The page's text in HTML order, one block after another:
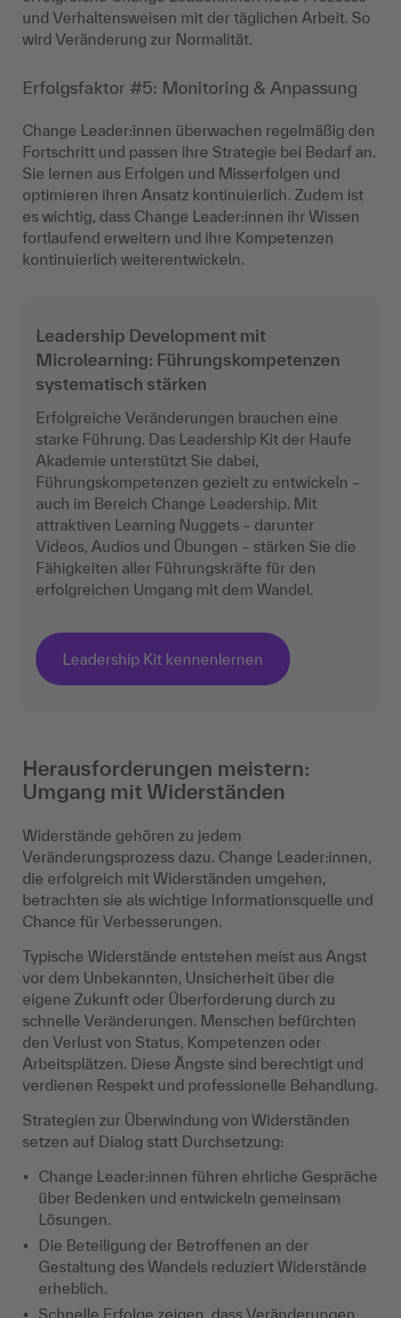
und Verhaltensweisen mit der täglichen Arbeit. So
wird Veränderung zur Normalität.
Erfolgsfaktor #5: Monitoring & Anpassung
Change Leader:innen überwachen regelmäßig den
Fortschritt und passen ihre Strategie bei Bedarf an.
Sie lernen aus Erfolgen und Misserfolgen und
optimieren ihren Ansatz kontinuierlich. Zudem ist
es wichtig, dass Change Leader:innen ihr Wissen
fortlaufend erweitern und ihre Kompetenzen
kontinuierlich weiterentwickeln.
Leadership Development mit
Microlearning: Führungskompetenzen
systematisch stärken
Erfolgreiche Veränderungen brauchen eine
starke Führung. Das Leadership Kit der Haufe
Akademie unterstützt Sie dabei,
Führungskompetenzen gezielt zu entwickeln –
auch im Bereich Change Leadership. Mit
attraktiven Learning Nuggets – darunter
Videos, Audios und Übungen – stärken Sie die
Fähigkeiten aller Führungskräfte für den
erfolgreichen Umgang mit dem Wandel.
Leadership Kit kennenlernen
Herausforderungen meistern:
Umgang mit Widerständen
Widerstände gehören zu jedem
Veränderungsprozess dazu. Change Leader:innen,
die erfolgreich mit Widerständen umgehen,
betrachten sie als wichtige Informationsquelle und
Chance für Verbesserungen.
Typische Widerstände entstehen meist aus Angst
vor dem Unbekannten, Unsicherheit über die
eigene Zukunft oder Überforderung durch zu
schnelle Veränderungen. Menschen befürchten
den Verlust von Status, Kompetenzen oder
Arbeitsplätzen. Diese Ängste sind berechtigt und
verdienen Respekt und professionelle Behandlung.
Strategien zur Überwindung von Widerständen
setzen auf Dialog statt Durchsetzung:
Change Leader:innen führen ehrliche Gespräche
über Bedenken und entwickeln gemeinsam
Lösungen.
Die Beteiligung der Betroffenen an der
Gestaltung des Wandels reduziert Widerstände
erheblich.
Schnelle Erfolge zeigen, dass Veränderungen